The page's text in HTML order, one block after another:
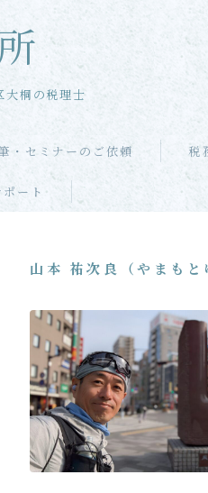
桐の税理士
・セミナーのご依頼 税
ート
山本 祐次良（やまもと